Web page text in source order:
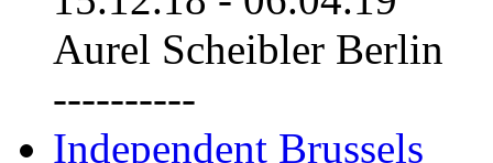
Aurel Scheibler Berlin
----------
Independent Brussels